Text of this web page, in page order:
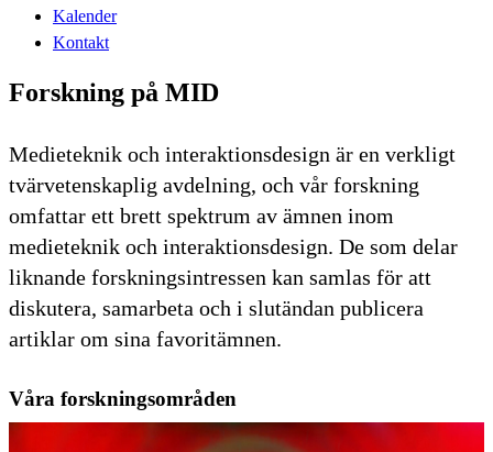
Kalender
Kontakt
Forskning på MID
Medieteknik och interaktionsdesign är en verkligt
tvärvetenskaplig avdelning, och vår forskning
omfattar ett brett spektrum av ämnen inom
medieteknik och interaktionsdesign. De som delar
liknande forskningsintressen kan samlas för att
diskutera, samarbeta och i slutändan publicera
artiklar om sina favoritämnen.
Våra forskningsområden